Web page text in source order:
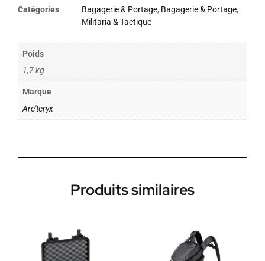
Catégories
Bagagerie & Portage, Bagagerie & Portage,
Militaria & Tactique
Poids
1,7 kg
Marque
Arc'teryx
Produits similaires